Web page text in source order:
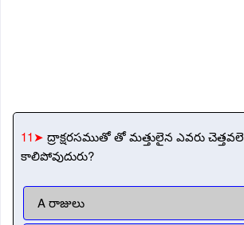
11➤ ద్రాక్షరసముతో తో మత్తులైన ఎవరు చెత్తవలె
కాలిపోవుదురు?
A రాజులు